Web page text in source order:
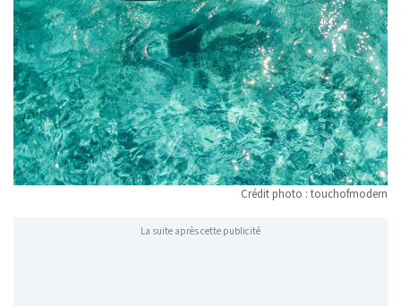
Crédit photo : touchofmodern
La suite après cette publicité